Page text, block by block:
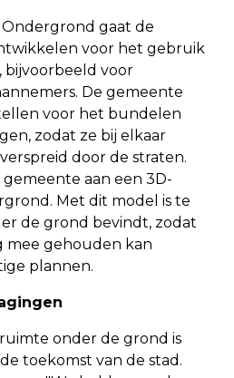
gaat de
voor het gebruik
bijvoorbeeld voor
De gemeente
voor het bundelen
zodat ze bij elkaar
door de straten.
aan een 3D-
Met dit model is te
de grond bevindt, zodat
mee gehouden kan
plannen.
onder de grond is
toekomst van de stad.